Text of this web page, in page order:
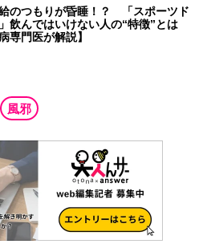
のつもりが昏睡！？ 「スポーツド
飲んではいけない人の“特徴”とは
専門医が解説】
風邪